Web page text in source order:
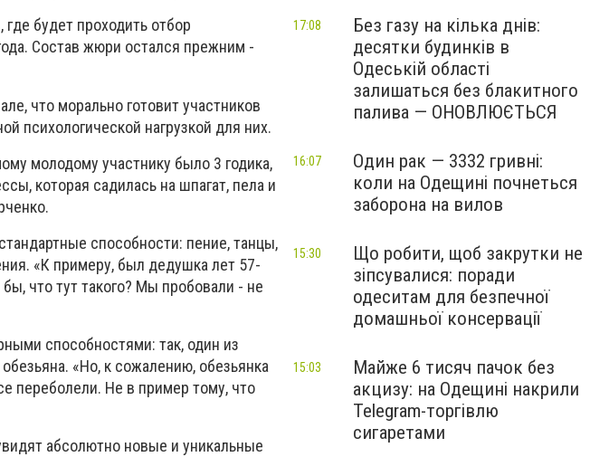
будет проходить отбор
Состав жюри остался прежним -
что морально готовит участников
психологической нагрузкой для них.
молодому участнику было 3 годика,
которая садилась на шпагат, пела и
способности: пение, танцы,
«К примеру, был дедушка лет 57-
что тут такого? Мы пробовали - не
способностями: так, один из
«Но, к сожалению, обезьянка
переболели. Не в пример тому, что
абсолютно новые и уникальные
Без газу на кілька днів:
десятки будинків в
Одеській області
залишаться без блакитного
палива — ОНОВЛЮЄТЬСЯ
17:08
Один рак — 3332 гривні:
коли на Одещині почнеться
заборона на вилов
16:07
Що робити, щоб закрутки не
зіпсувалися: поради
одеситам для безпечної
домашньої консервації
15:30
Майже 6 тисяч пачок без
акцизу: на Одещині накрили
Telegram-торгівлю
сигаретами
15:03